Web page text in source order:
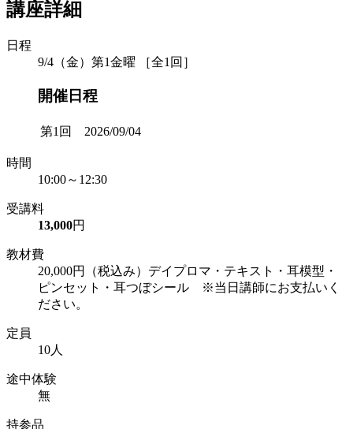
講座詳細
日程
9/4（金）第1金曜 ［全1回］
開催日程
第1回 2026/09/04
時間
10:00～12:30
受講料
13,000円
教材費
20,000円（税込み）デイプロマ・テキスト・耳模型・
ピンセット・耳つぼシール ※当日講師にお支払いく
ださい。
定員
10人
途中体験
無
持参品